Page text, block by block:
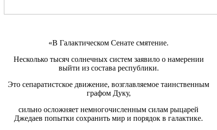
«В Галактическом Сенате смятение.
Несколько тысяч солнечных систем заявило о намерении
выйти из состава республики.
Это сепаратистское движение, возглавляемое таинственным
графом Дуку,
сильно осложняет немногочисленным силам рыцарей
Джедаев попытки сохранить мир и порядок в галактике.